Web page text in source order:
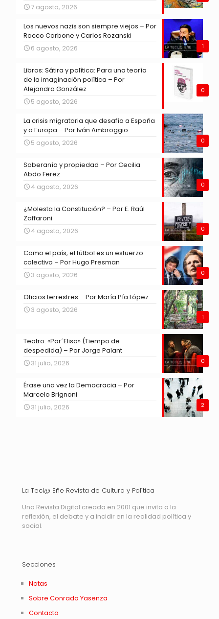
7 agosto, 2026
1
Los nuevos nazis son siempre viejos – Por
Rocco Carbone y Carlos Rozanski
6 agosto, 2026
0
Libros: Sátira y política: Para una teoría
de la imaginación política – Por
Alejandra González
5 agosto, 2026
0
La crisis migratoria que desafía a España
y a Europa – Por Iván Ambroggio
5 agosto, 2026
0
Soberanía y propiedad – Por Cecilia
Abdo Ferez
4 agosto, 2026
0
¿Molesta la Constitución? – Por E. Raúl
Zaffaroni
4 agosto, 2026
0
Como el país, el fútbol es un esfuerzo
colectivo – Por Hugo Presman
3 agosto, 2026
1
Oficios terrestres – Por María Pía López
3 agosto, 2026
0
Teatro. «Par´Elisa» (Tiempo de
despedida) – Por Jorge Palant
31 julio, 2026
2
Érase una vez la Democracia – Por
Marcelo Brignoni
31 julio, 2026
La Tecl@ Eñe Revista de Cultura y Política
Una Revista Digital creada en 2001 que invita a la
reflexión, el debate y a incidir en la realidad política y
social.
Secciones
Notas
Sobre Conrado Yasenza
Contacto